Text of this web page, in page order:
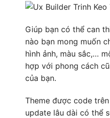
Giúp bạn có thể can
nào bạn mong muốn
hình ảnh, màu sắc,…
hợp với phong cách
của bạn.
Theme được code
update lâu dài có thể